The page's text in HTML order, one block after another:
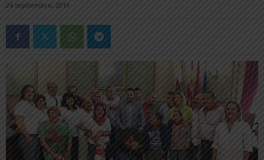
24 septiembre, 2019